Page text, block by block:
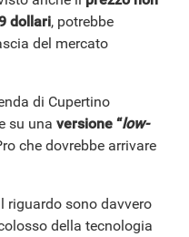
dollari, potrebbe
del mercato
di Cupertino
su una versione “low-
che dovrebbe arrivare
riguardo sono davvero
della tecnologia